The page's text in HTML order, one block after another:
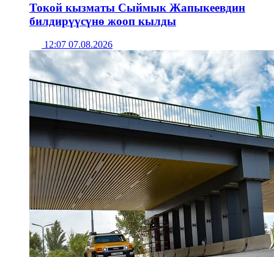
Токой кызматы Сыймык Жапыкеевдин
билдирүүсүнө жооп кылды
12:07 07.08.2026